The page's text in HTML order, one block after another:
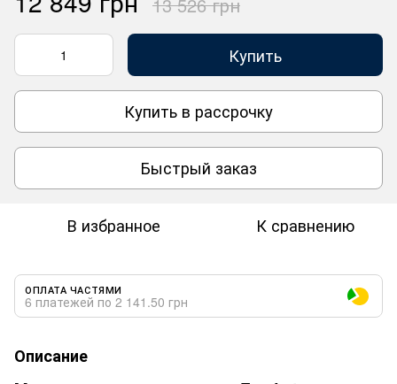
Купить
Купить в рассрочку
Быстрый заказ
В избранное К сравнению
ОПЛАТА ЧАСТЯМИ
6 платежей по 2 141.50 грн
Описание